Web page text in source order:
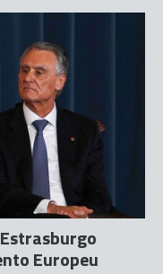
Europeu